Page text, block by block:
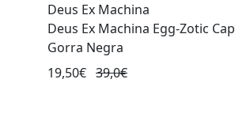
Deus Ex Machina
Deus Ex Machina Egg-Zotic Cap
Gorra Negra
19,50€ 39,0€